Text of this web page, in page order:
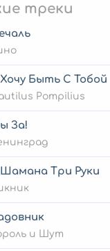
треки
Быть С Тобой
Pompilius
За!
Три Руки
и Шут